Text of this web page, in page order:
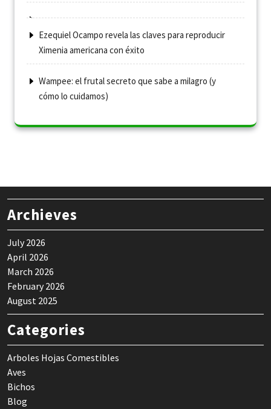
Ezequiel Ocampo revela las claves para reproducir
Ximenia americana con éxito
Wampee: el frutal secreto que sabe a milagro (y
cómo lo cuidamos)
Archieves
July 2026
April 2026
March 2026
February 2026
August 2025
Categories
Arboles Hojas Comestibles
Aves
Bichos
Blog